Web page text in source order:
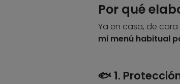
Por qué
Ya en casa, de
mi menú habitual
🐟 1.